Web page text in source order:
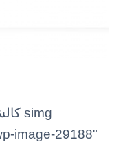
image-29188"